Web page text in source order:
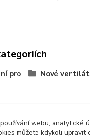
pro
Nové
webu, analytické
můžete kdykoli upravit